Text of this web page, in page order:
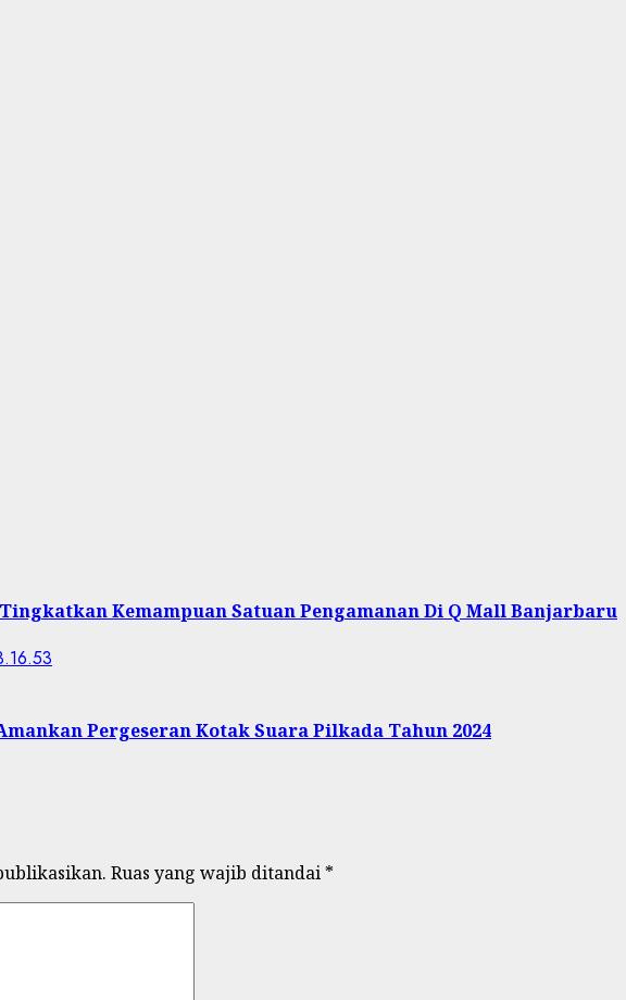
Kemampuan Satuan Pengamanan Di Q Mall Banjarbaru
Pergeseran Kotak Suara Pilkada Tahun 2024
Ruas yang wajib ditandai *